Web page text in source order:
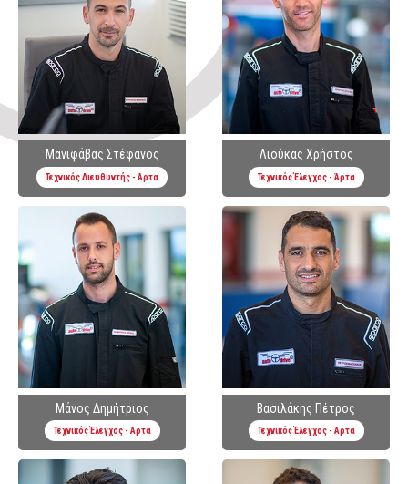
Μανιφάβας Στέφανος
Τεχνικός Διευθυντής - Άρτα
Λιούκας Χρήστος
Τεχνικός Έλεγχος - Άρτα
Μάνος Δημήτριος
Τεχνικός Έλεγχος - Άρτα
Βασιλάκης Πέτρος
Τεχνικός Έλεγχος - Άρτα